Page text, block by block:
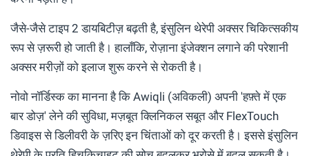
जैसे-जैसे टाइप 2 डायबिटीज़ बढ़ती है, इंसुलिन थेरेपी अक्सर चिकित्सकीय
रूप से ज़रूरी हो जाती है। हालाँकि, रोज़ाना इंजेक्शन लगाने की परेशानी
अक्सर मरीज़ों को इलाज शुरू करने से रोकती है।
नोवो नॉर्डिस्क का मानना ​​है कि Awiqli (अविकली) अपनी 'हफ़्ते में एक
बार डोज़' लेने की सुविधा, मज़बूत क्लिनिकल सबूत और FlexTouch
डिवाइस से डिलीवरी के ज़रिए इन चिंताओं को दूर करती है। इससे इंसुलिन